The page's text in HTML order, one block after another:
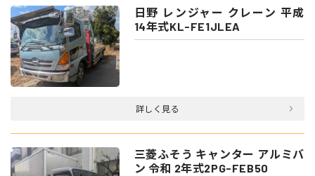
日野 レンジャー クレーン 平成
14年式KL-FE1JLEA
詳しく見る
三菱ふそう キャンター アルミバ
ン 令和 2年式2PG-FEB50